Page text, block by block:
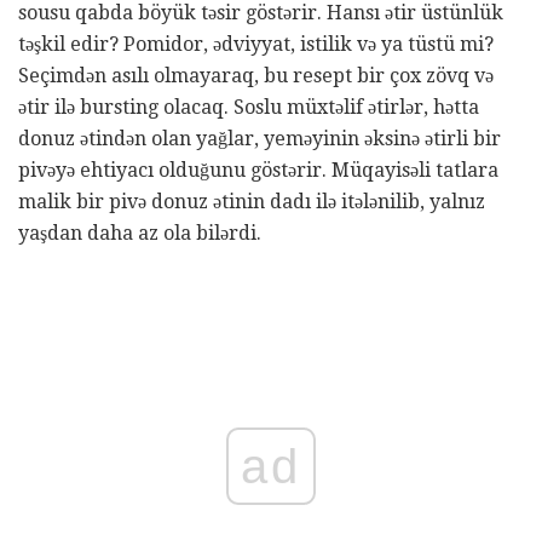
sousu qabda böyük təsir göstərir. Hansı ətir üstünlük
təşkil edir? Pomidor, ədviyyat, istilik və ya tüstü mi?
Seçimdən asılı olmayaraq, bu resept bir çox zövq və
ətir ilə bursting olacaq. Soslu müxtəlif ətirlər, hətta
donuz ətindən olan yağlar, yeməyinin əksinə ətirli bir
pivəyə ehtiyacı olduğunu göstərir. Müqayisəli tatlara
malik bir pivə donuz ətinin dadı ilə itələnilib, yalnız
yaşdan daha az ola bilərdi.
ad